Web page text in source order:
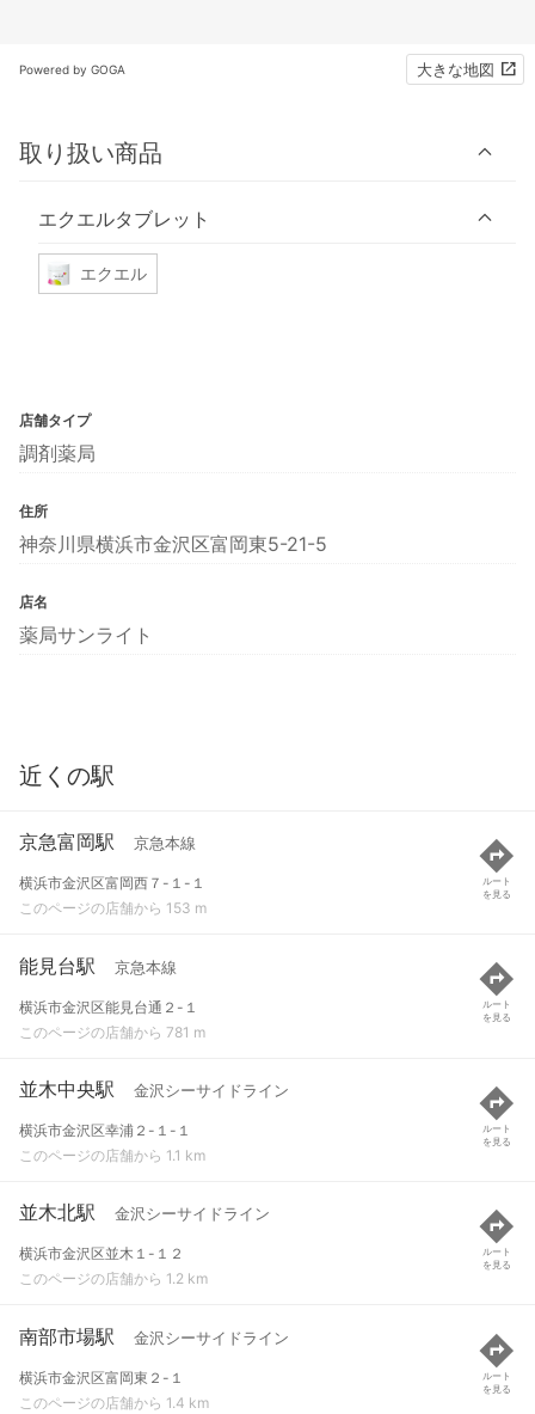
Powered by GOGA 大きな地図
取り扱い商品
エクエルタブレット
エクエル
店舗タイプ
調剤薬局
住所
神奈川県横浜市金沢区富岡東5-21-5
店名
薬局サンライト
近くの駅
京急富岡駅 京急本線
横浜市金沢区富岡西７-１-１
このページの店舗から 153 m
ルート
を見る
能見台駅 京急本線
横浜市金沢区能見台通２-１
このページの店舗から 781 m
ルート
を見る
並木中央駅 金沢シーサイドライン
横浜市金沢区幸浦２-１-１
このページの店舗から 1.1 km
ルート
を見る
並木北駅 金沢シーサイドライン
横浜市金沢区並木１-１２
このページの店舗から 1.2 km
ルート
を見る
南部市場駅 金沢シーサイドライン
横浜市金沢区富岡東２-１
このページの店舗から 1.4 km
ルート
を見る